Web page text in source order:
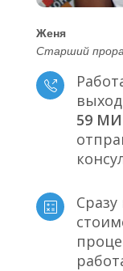
Женя
Старший
59